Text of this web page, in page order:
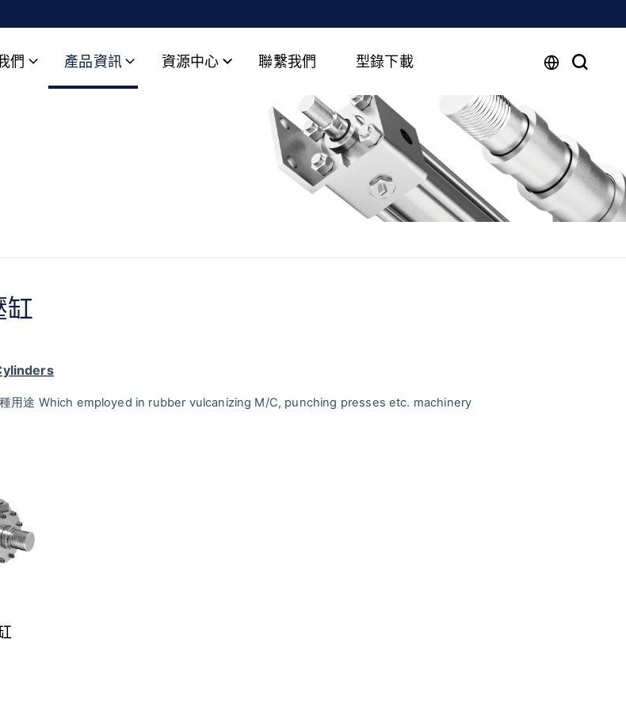
們 產品資訊 資源中心 聯繫我們 型錄下載
缸
用途 Which employed in rubber vulcanizing M/C, punching presses etc. machinery